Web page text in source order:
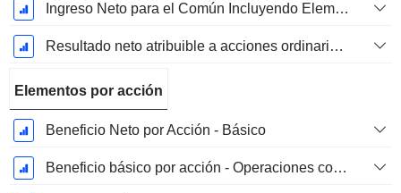
Ingreso Neto para el Común Incluyendo Elementos Extraordinarios
Resultado neto atribuible a acciones ordinarias excl. elementos extraordinarios
Elementos por acción
Beneficio Neto por Acción - Básico
Beneficio básico por acción - Operaciones continuas